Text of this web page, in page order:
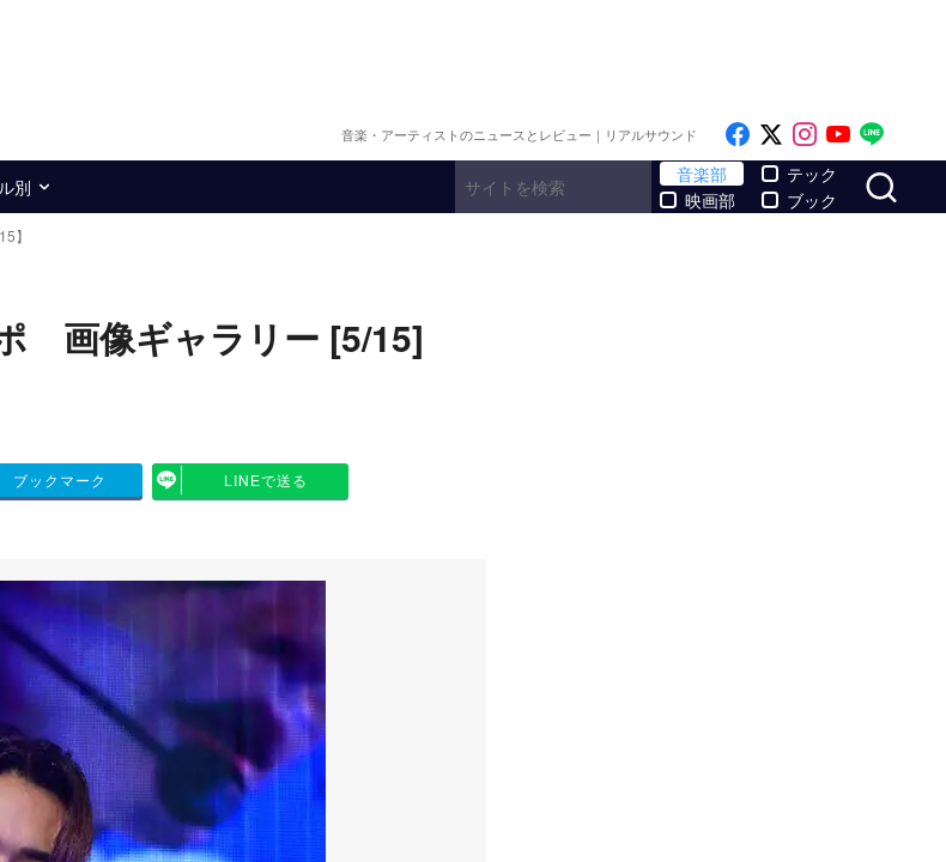
音楽・アーティストのニュースとレビュー｜リアルサウンド Like on Facebook
Follow on x
Follow on
Follow
別
音楽部
映画部
テック
ブック
】
画像ギャラリー [5/15]
ブックマーク LINEで送る